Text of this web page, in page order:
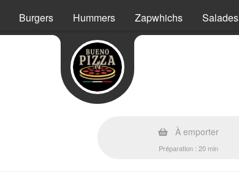
Burgers Hummers Zapwhichs Salades
À emporter
Préparation : 20 min